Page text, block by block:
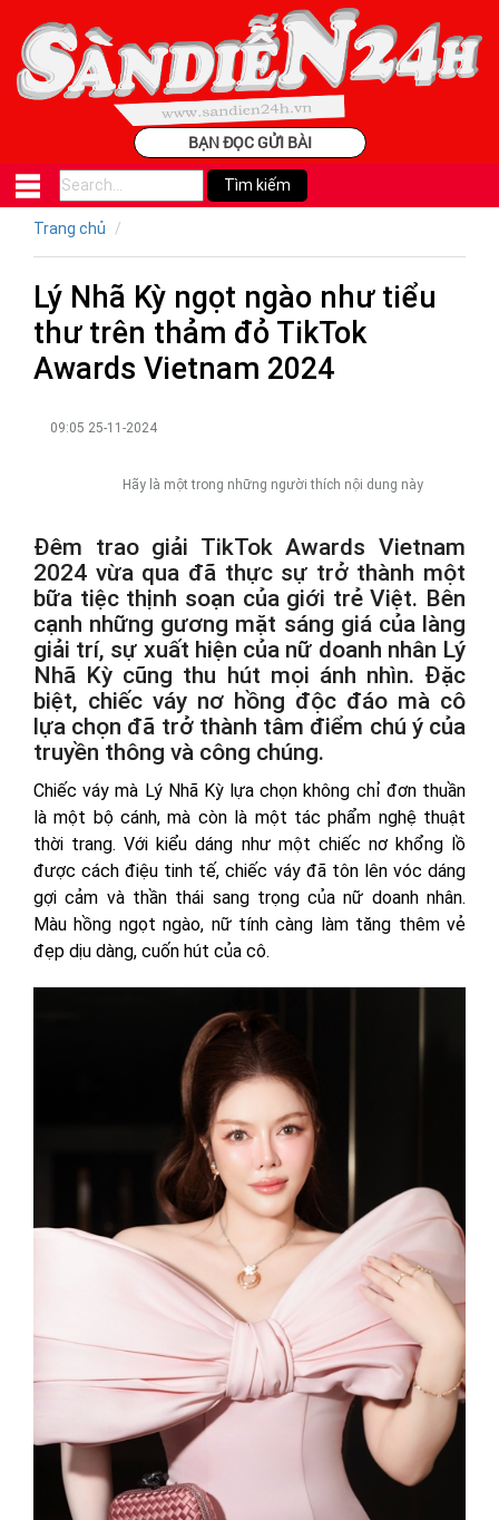
BẠN ĐỌC GỬI BÀI
Trang chủ
Lý Nhã Kỳ ngọt ngào như tiểu
thư trên thảm đỏ TikTok
Awards Vietnam 2024
09:05 25-11-2024
Hãy là một trong những người thích nội dung này
Đêm trao giải TikTok Awards Vietnam
2024 vừa qua đã thực sự trở thành một
bữa tiệc thịnh soạn của giới trẻ Việt. Bên
cạnh những gương mặt sáng giá của làng
giải trí, sự xuất hiện của nữ doanh nhân Lý
Nhã Kỳ cũng thu hút mọi ánh nhìn. Đặc
biệt, chiếc váy nơ hồng độc đáo mà cô
lựa chọn đã trở thành tâm điểm chú ý của
truyền thông và công chúng.
Chiếc váy mà Lý Nhã Kỳ lựa chọn không chỉ đơn thuần
là một bộ cánh, mà còn là một tác phẩm nghệ thuật
thời trang. Với kiểu dáng như một chiếc nơ khổng lồ
được cách điệu tinh tế, chiếc váy đã tôn lên vóc dáng
gợi cảm và thần thái sang trọng của nữ doanh nhân.
Màu hồng ngọt ngào, nữ tính càng làm tăng thêm vẻ
đẹp dịu dàng, cuốn hút của cô.